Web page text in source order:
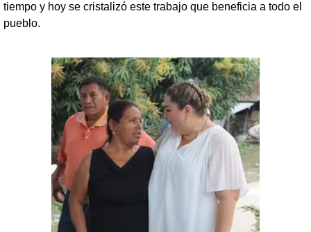
tiempo y hoy se cristalizó este trabajo que beneficia a todo el
pueblo.